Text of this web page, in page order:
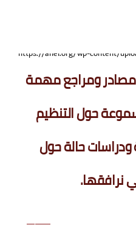
ومراجع مهمة
حول التنظيم
حالة حول
نرافقها.